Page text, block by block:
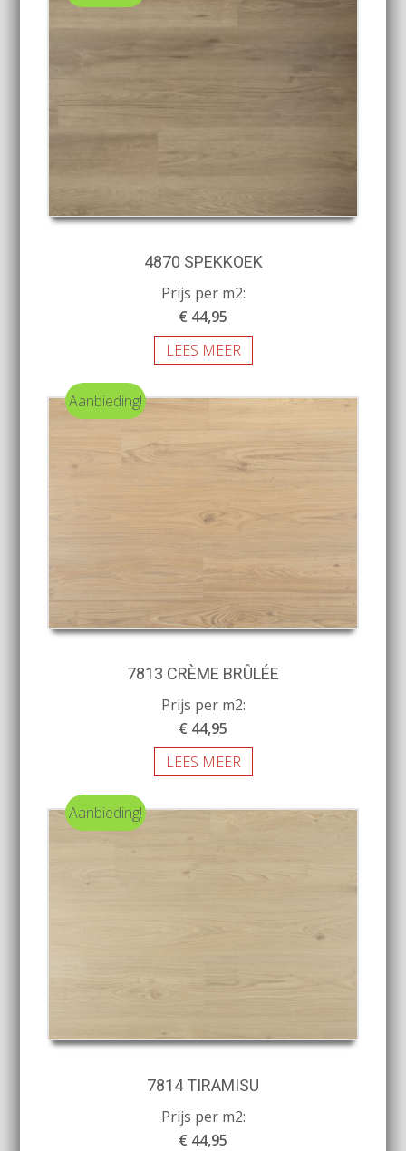
4870 SPEKKOEK
Prijs per m2:
€ 44,95
LEES MEER
Aanbieding!
7813 CRÈME BRÛLÉE
Prijs per m2:
€ 44,95
LEES MEER
Aanbieding!
7814 TIRAMISU
Prijs per m2:
€ 44,95